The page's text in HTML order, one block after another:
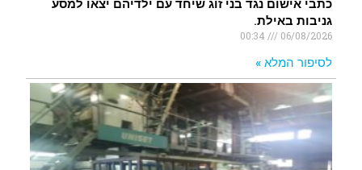
כתבי אישום נגד בני זוג שיחד עם ילדיהם יצאו למסע
גניבות באילת.
06/08/2026
לסיפור המלא »